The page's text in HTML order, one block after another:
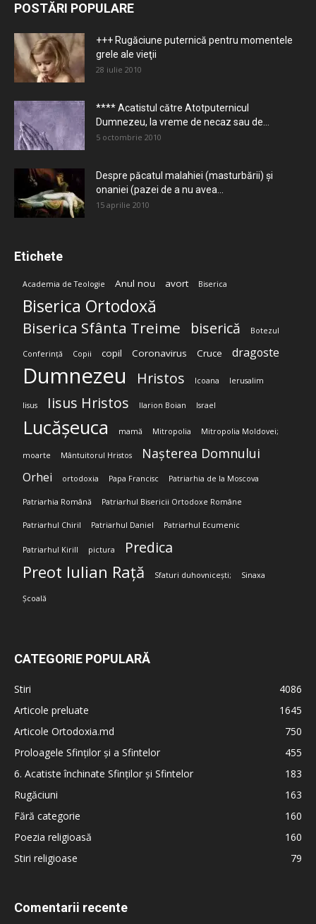
POSTĂRI POPULARE
+++ Rugăciune puternică pentru momentele
grele ale vieţii
28 iulie 2010
**** Acatistul către Atotputernicul
Dumnezeu, la vreme de necaz sau de...
5 octombrie 2010
Despre păcatul malahiei (masturbării) şi
onaniei (pazei de a nu avea...
15 aprilie 2010
Etichete
Academia de Teologie Anul nou avort Biserica
Biserica Ortodoxă
Biserica Sfânta Treime biserică Botezul
Conferință Copii copil Coronavirus Cruce dragoste
Dumnezeu Hristos Icoana Ierusalim
Iisus Iisus Hristos Ilarion Boian Israel
Lucășeuca mamă Mitropolia Mitropolia Moldovei;
moarte Mântuitorul Hristos Nașterea Domnului
Orhei ortodoxia Papa Francisc Patriarhia de la Moscova
Patriarhia Română Patriarhul Bisericii Ortodoxe Române
Patriarhul Chiril Patriarhul Daniel Patriarhul Ecumenic
Patriarhul Kirill pictura Predica
Preot Iulian Rață Sfaturi duhovnicești; Sinaxa
Școală
CATEGORIE POPULARĂ
Stiri
4086
Articole preluate
1645
Articole Ortodoxia.md
750
Proloagele Sfinților și a Sfintelor
455
6. Acatiste închinate Sfinților și Sfintelor
183
Rugăciuni
163
Fără categorie
160
Poezia religioasă
160
Stiri religioase
79
Comentarii recente